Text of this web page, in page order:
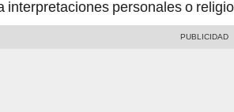
interpretaciones personales o